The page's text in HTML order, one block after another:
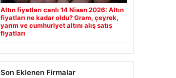
Altın fiyatları canlı 14 Nisan 2026: Altın
fiyatları ne kadar oldu? Gram, çeyrek,
yarım ve cumhuriyet altını alış satış
fiyatları
Son Eklenen Firmalar